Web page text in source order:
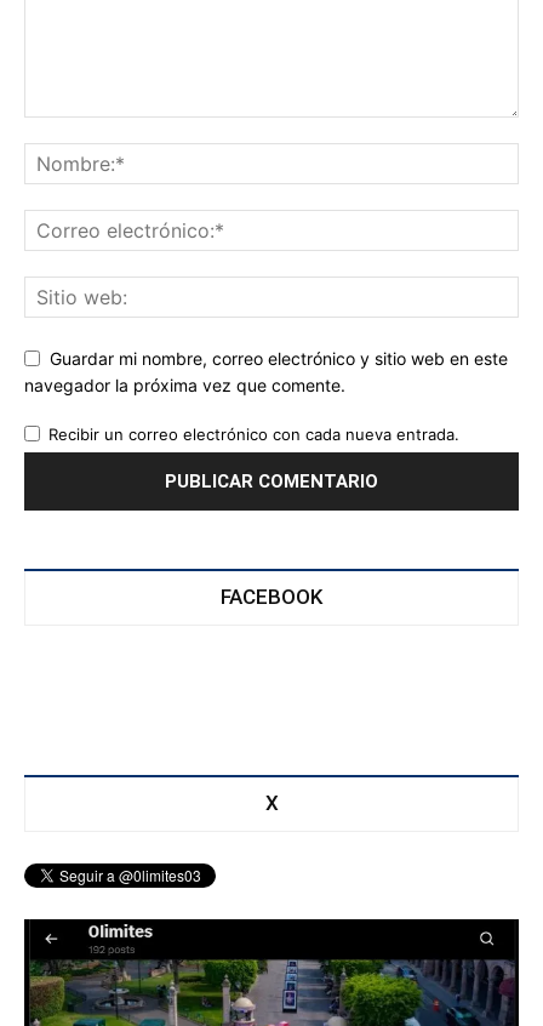
Guardar mi nombre, correo electrónico y sitio web en este
navegador la próxima vez que comente.
Recibir un correo electrónico con cada nueva entrada.
FACEBOOK
X